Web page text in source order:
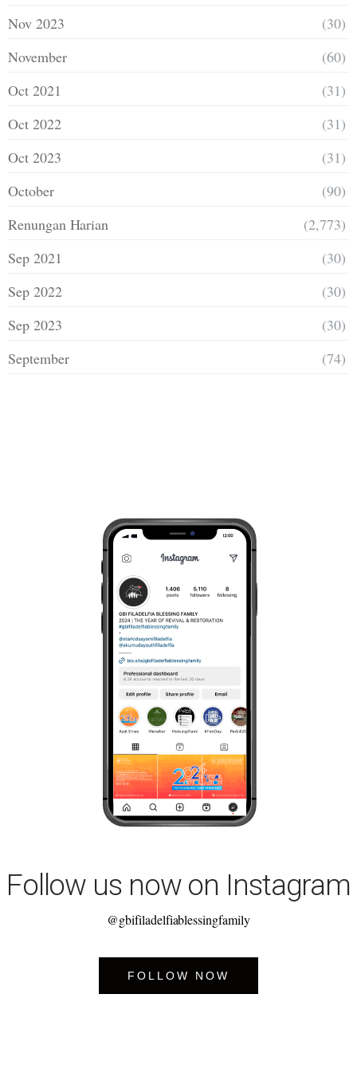
Nov 2023
(30)
November
(60)
Oct 2021
(31)
Oct 2022
(31)
Oct 2023
(31)
October
(90)
Renungan Harian
(2,773)
Sep 2021
(30)
Sep 2022
(30)
Sep 2023
(30)
September
(74)
Follow us now on Instagram
@gbifiladelfiablessingfamily
FOLLOW NOW